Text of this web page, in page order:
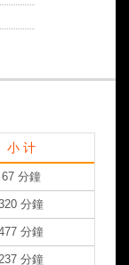
小 计
67 分鐘
分鐘
分鐘
分鐘